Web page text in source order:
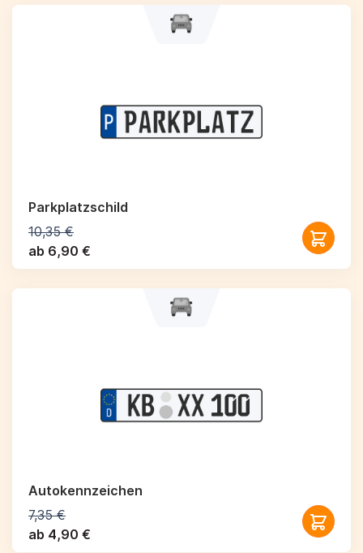
Parkplatzschild
10,35 €
ab 6,90 €
Autokennzeichen
7,35 €
ab 4,90 €